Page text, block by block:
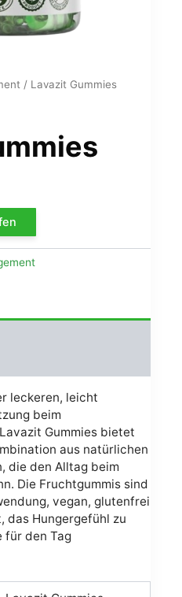
/ Lavazit Gummies
:
leckeren, leicht
beim
Gummies bietet
aus natürlichen
die den Alltag beim
Die Fruchtgummis sind
vegan, glutenfrei
das Hungergefühl zu
für den Tag